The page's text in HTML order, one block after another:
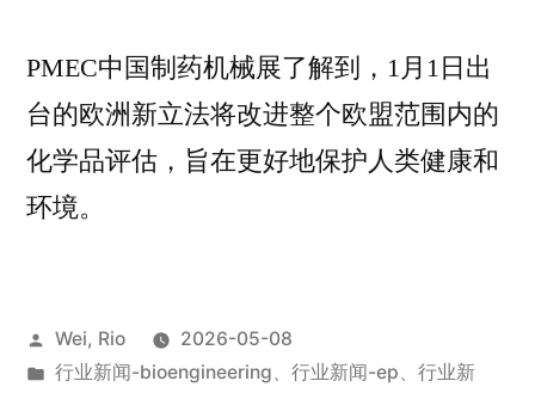
PMEC中国制药机械展了解到，1月1日出
台的欧洲新立法将改进整个欧盟范围内的
化学品评估，旨在更好地保护人类健康和
环境。
Wei, Rio
2026-05-08
行业新闻-bioengineering、 行业新闻-ep、 行业新